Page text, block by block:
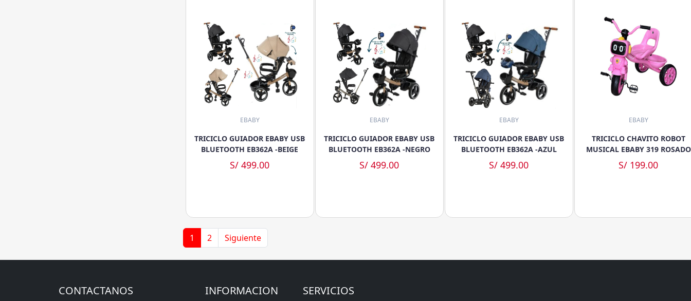
EBABY
TRICICLO GUIADOR EBABY USB
BLUETOOTH EB362A -BEIGE
S/ 499.00
EBABY
TRICICLO GUIADOR EBABY USB
BLUETOOTH EB362A -NEGRO
S/ 499.00
EBABY
TRICICLO GUIADOR EBABY USB
BLUETOOTH EB362A -AZUL
S/ 499.00
EBABY
TRICICLO CHAVITO ROBOT
MUSICAL EBABY 319 ROSADO
S/ 199.00
1 2 Siguiente
CONTACTANOS INFORMACION SERVICIOS